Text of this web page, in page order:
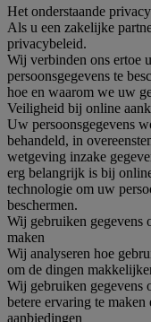
Het onderstaande
Als u een zakelijke
privacybeleid.
Wij verbinden ons ertoe
persoonsgegevens te
hoe en waarom we uw
Veiligheid bij online
Uw persoonsgegevens
behandeld, in
wetgeving inzake
erg belangrijk is bij
technologie om uw
beschermen.
Wij gebruiken gegevens
maken
Wij analyseren hoe
om de dingen
Wij gebruiken gegevens
betere ervaring te
aanbiedingen